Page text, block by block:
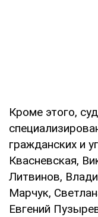
Кроме этого,
гражданских и
Квасневская,
Литвинов,
Марчук,
Евгений